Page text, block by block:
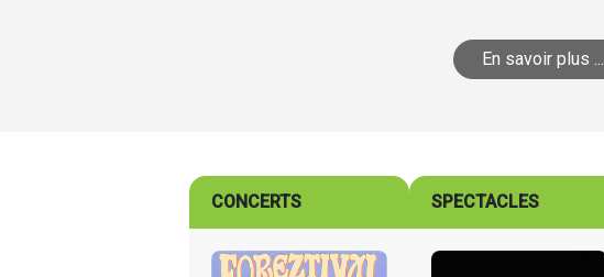
En savoir plus ...
CONCERTS SPECTACLES